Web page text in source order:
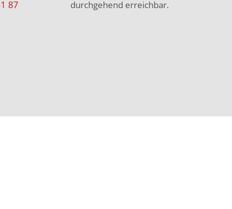
87
durchgehend erreichbar.